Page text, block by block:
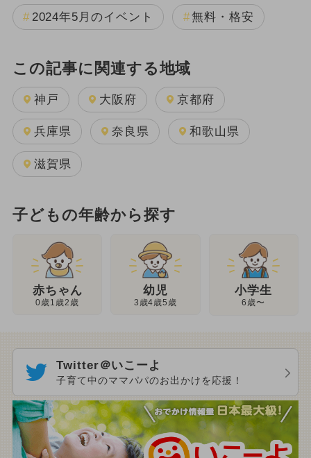
2024年5月のイベント 無料・格安
この記事に関連する地域
神戸 大阪府 京都府
兵庫県 奈良県 和歌山県
滋賀県
子どもの年齢から探す
赤ちゃん
0歳1歳2歳
幼児
3歳4歳5歳
小学生
6歳〜
Twitter＠いこーよ
子育て中のママパパのお出かけを応援！